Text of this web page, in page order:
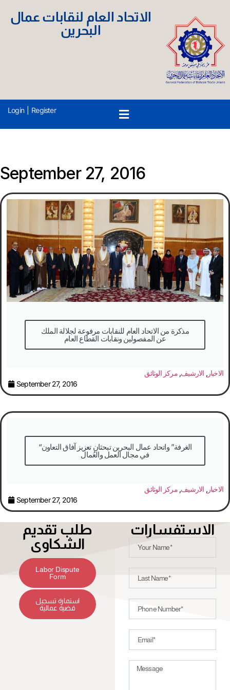
الاتحاد العام لنقابات عمال
البحرين
Login Register
September 27, 2016
مذكرة من الاتحاد العام للنقابات مرفوعة لجلالة الملك
عن المفصولين ونقابات القطاع العام
الاخبار, الارشيف,مركز الوثائق
September 27, 2016
“الغرفة” واتحاد عمال البحرين تبحثان تعزيز آفاق التعاون
في مجال العمل والعُمال
الاخبار, الارشيف,مركز الوثائق
September 27, 2016
طلب تقديم
الشكاوى
Labor Dispute
Form
استمارة تسجيل
قضية عمالية
الاستفسارات